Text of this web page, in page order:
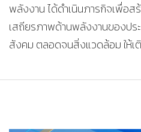
พลังงาน ได้ดำเนินภารกิจเพื่อส
เสถียรภาพด้านพลังงานของปร
สังคม ตลอดจนสิ่งแวดล้อม ให้เ